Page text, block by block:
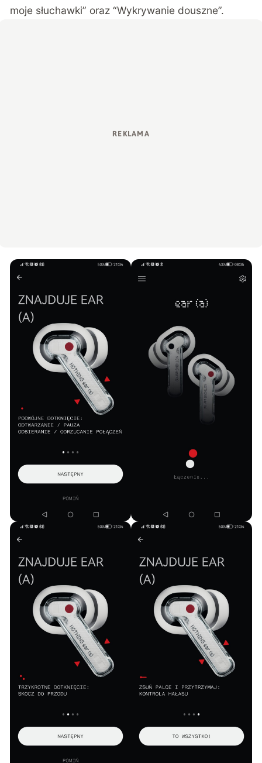
moje słuchawki” oraz “Wykrywanie douszne”.